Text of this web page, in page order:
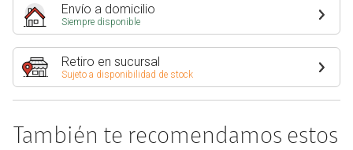
Envío a domicilio
Siempre disponible
Retiro en sucursal
Sujeto a disponibilidad de stock
También te recomendamos estos